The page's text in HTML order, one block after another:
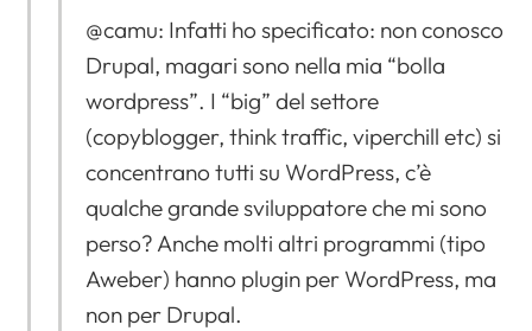
@camu: Infatti ho specificato: non conosco
Drupal, magari sono nella mia “bolla
wordpress”. I “big” del settore
(copyblogger, think traffic, viperchill etc) si
concentrano tutti su WordPress, c’è
qualche grande sviluppatore che mi sono
perso? Anche molti altri programmi (tipo
Aweber) hanno plugin per WordPress, ma
non per Drupal.